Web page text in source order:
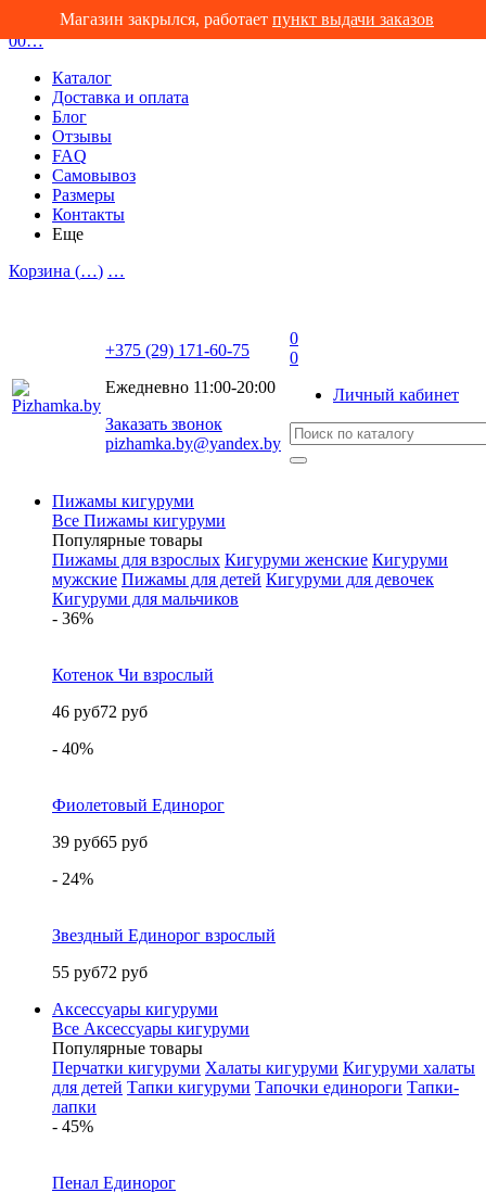
00…
Магазин закрылся, работает пункт выдачи заказов
Каталог
Доставка и оплата
Блог
Отзывы
FAQ
Самовывоз
Размеры
Контакты
Еще
Корзина (…) …
+375 (29) 171-60-75
Ежедневно 11:00-20:00
Заказать звонок
pizhamka.by@yandex.by
0
0
Личный кабинет
Пижамы кигуруми
Все Пижамы кигуруми
Популярные товары
Пижамы для взрослых Кигуруми женские Кигуруми
мужские Пижамы для детей Кигуруми для девочек
Кигуруми для мальчиков
- 36%
Котенок Чи взрослый
46 руб72 руб
- 40%
Фиолетовый Единорог
39 руб65 руб
- 24%
Звездный Единорог взрослый
55 руб72 руб
Аксессуары кигуруми
Все Аксессуары кигуруми
Популярные товары
Перчатки кигуруми Халаты кигуруми Кигуруми халаты
для детей Тапки кигуруми Тапочки единороги Тапки-
лапки
- 45%
Пенал Единорог